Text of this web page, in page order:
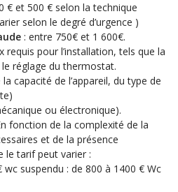
€ et 500 € selon la technique
selon le degré d’urgence )
: entre 750€ et 1 600€.
requis pour l’installation, tels que la
réglage du thermostat.
capacité de l’appareil, du type de
ou électronique).
fonction de la complexité de la
et de la présence
le tarif peut varier :
suspendu : de 800 à 1400 € Wc